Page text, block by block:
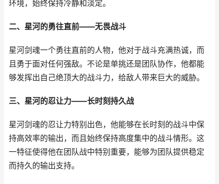
环境，始终保持冷静和淡定。
二、星河的勇往直前——无畏战斗
星河剑魂一个勇往直前的人物，他对于战斗充满热诚，而
且勇于面对任何强敌。不论是单挑还是团队协作，他都能
够发挥出自己绝顶大的战斗力，给敌人带来巨大的威胁。
三、星河的忍让力——长时刻持久战
星河剑魂的忍让力特别出色，他能够在长时刻的战斗中保
持高效率的输出，而且始终保持高度集中的战斗情形。这
一特征使得他在团队战中特别重要，能够为团队提供稳定
而持久的输出支持。